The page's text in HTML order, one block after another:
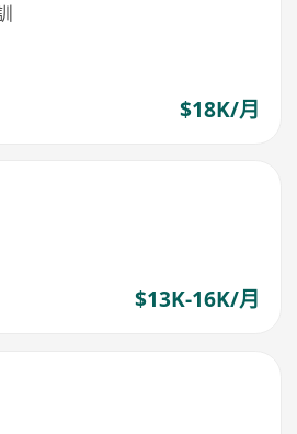
$18K/月
$13K-16K/月